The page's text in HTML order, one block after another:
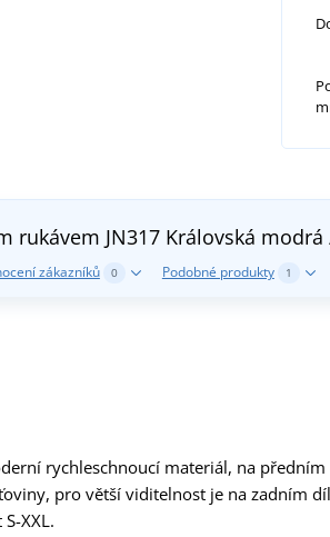
rukávem JN317 Královská
zákazníků 0 Podobné produkty 1
rychleschnoucí materiál, na
pro větší viditelnost je na zadním
XXL.